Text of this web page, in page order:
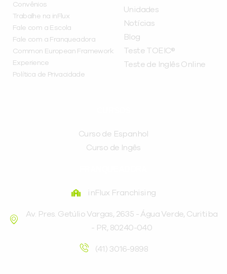
Convênios
Trabalhe na inFlux
Fale com a Escola
Fale com a Franqueadora
Common European Framework
Experience
Política de Privacidade
Unidades
Notícias
Blog
Teste TOEIC®
Teste de Inglês Online
Curso de Espanhol
Curso de Ingês
inFlux Franchising
Av. Pres. Getúlio Vargas, 2635 - Água Verde, Curitiba
- PR, 80240-040
(41) 3016-9898